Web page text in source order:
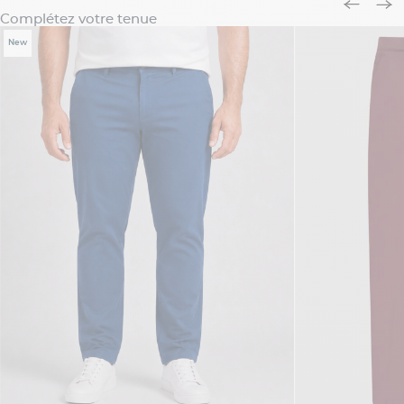
Complétez votre tenue
New